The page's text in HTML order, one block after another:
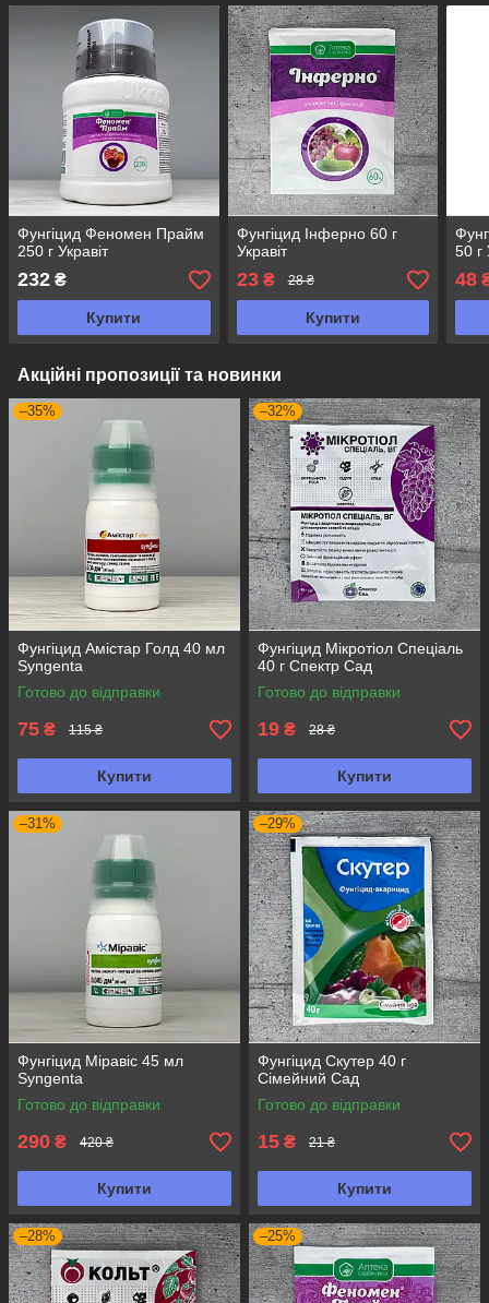
Фунгіцид Феномен Прайм
250 г Укравіт
232 ₴
Купити
Фунгіцид Інферно 60 г
Укравіт
23₴ 28 ₴
Купити
50 г
48
Акційні пропозиції та новинки
–35%
Фунгіцид Амістар Голд 40 мл
Syngenta
Готово до відправки
75 ₴ 115 ₴
Купити
–32%
Фунгіцид Мікротіол Спеціаль
40 г Спектр Сад
Готово до відправки
19 ₴ 28 ₴
Купити
–31%
Фунгіцид Міравіс 45 мл
Syngenta
Готово до відправки
290 ₴ 420 ₴
Купити
–29%
Фунгіцид Скутер 40 г
Сімейний Сад
Готово до відправки
15 ₴ 21 ₴
Купити
–28% –25%